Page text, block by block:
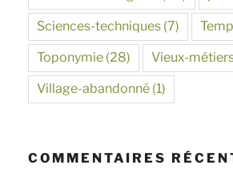
Sciences-techniques (7)
Toponymie (28) Vieux-
Village-abandonné (1)
COMMENTAIRES